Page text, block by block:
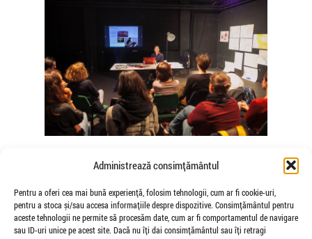
Administrează consimțământul
Pentru a oferi cea mai bună experiență, folosim tehnologii, cum ar fi cookie-uri,
pentru a stoca și/sau accesa informațiile despre dispozitive. Consimțământul pentru
aceste tehnologii ne permite să procesăm date, cum ar fi comportamentul de navigare
sau ID-uri unice pe acest site. Dacă nu îți dai consimțământul sau îți retragi
Somatice susținute de coregrafele
Mădălina Dan și Valentina De Piante
Niculae
de Veioza Arte